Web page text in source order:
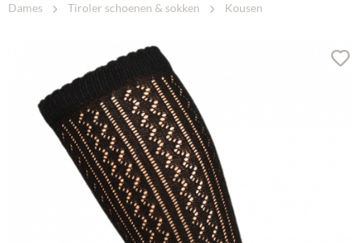
Dames Tiroler schoenen & sokken Kousen